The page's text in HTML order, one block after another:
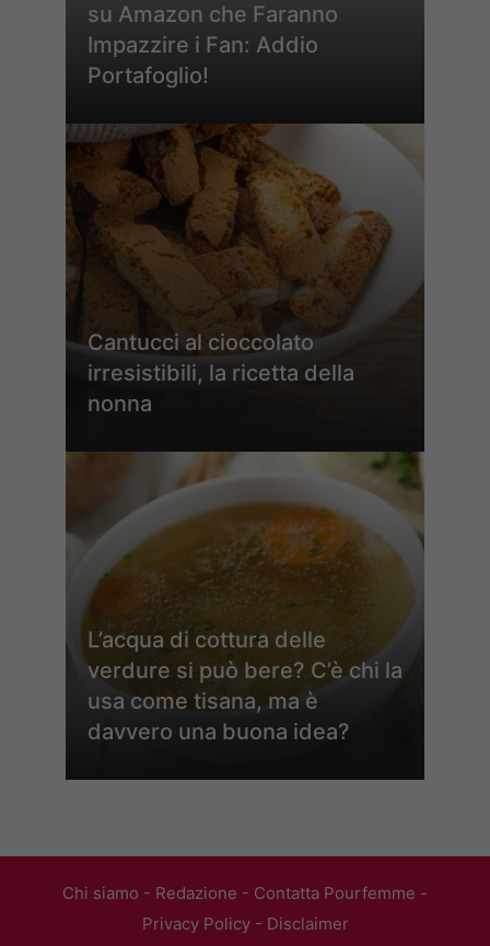
su Amazon che Faranno
Impazzire i Fan: Addio
Portafoglio!
Cantucci al cioccolato
irresistibili, la ricetta della
nonna
L’acqua di cottura delle
verdure si può bere? C’è chi la
usa come tisana, ma è
davvero una buona idea?
Chi siamo - Redazione - Contatta Pourfemme -
Privacy Policy- Disclaimer